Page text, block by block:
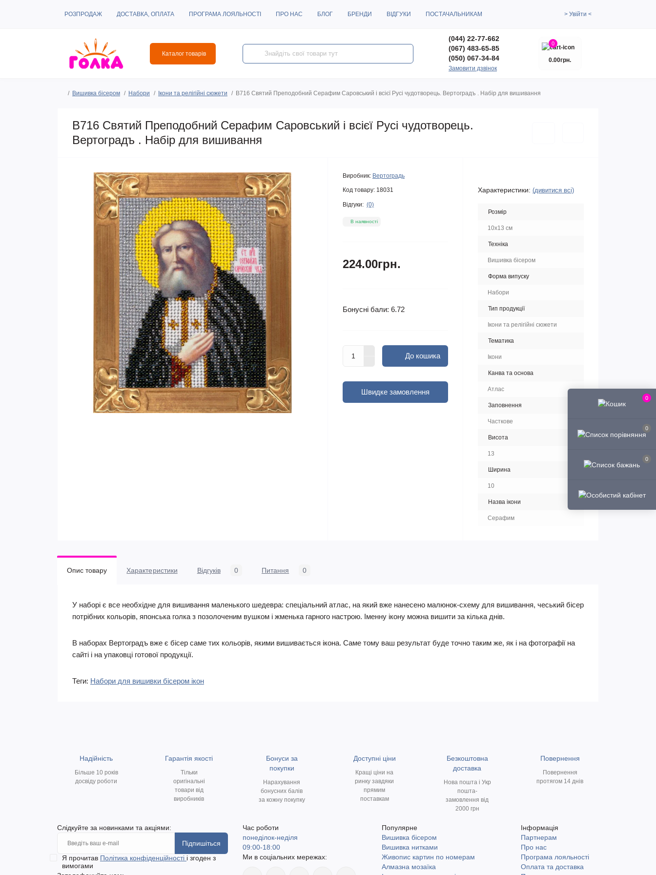
0
0
0
РОЗПРОДАЖ ДОСТАВКА, ОПЛАТА ПРОГРАМА ЛОЯЛЬНОСТІ ПРО НАС БЛОГ БРЕНДИ ВІДГУКИ ПОСТАЧАЛЬНИКАМ > Увійти <
Каталог товарів
(044) 22-77-662
(067) 483-65-85
(050) 067-34-84
Замовити дзвінок
0
0.00грн.
Вишивка бісером Набори Ікони та релігійні сюжети B716 Святий Преподобний Серафим Саровський і всієї Русі чудотворець. Вертоградъ . Набір для вишивання
B716 Святий Преподобний Серафим Саровський і всієї Русі чудотворець.
Вертоградъ . Набір для вишивання
Виробник: Вертоградь
Код товару: 18031
Відгуки: (0)
В наявності
224.00грн.
Бонусні бали: 6.72
До кошика
Швидке замовлення
Характеристики: (дивитися всі)
Розмір
10x13 см
Техніка
Вишивка бісером
Форма випуску
Набори
Тип продукції
Ікони та релігійні сюжети
Тематика
Ікони
Канва та основа
Атлас
Заповнення
Часткове
Висота
13
Ширина
10
Назва ікони
Серафим
Опис товару Характеристики Відгуків 0 Питання 0
У наборі є все необхідне для вишивання маленького шедевра: спеціальний атлас, на який вже нанесено малюнок-схему для вишивання, чеський бісер
потрібних кольорів, японська голка з позолоченим вушком і жменька гарного настрою. Іменну ікону можна вишити за кілька днів.
В наборах Вертоградъ вже є бісер саме тих кольорів, якими вишивається ікона. Саме тому ваш результат буде точно таким же, як і на фотографії на
сайті і на упаковці готової продукції.
Теги: Набори для вишивки бісером ікон
Надійність
Більше 10 років
досвіду роботи
Гарантія якості
Тільки
оригінальні
товари від
виробників
Бонуси за
покупки
Нарахування
бонусних балів
за кожну покупку
Доступні ціни
Кращі ціни на
ринку завдяки
прямим
поставкам
Безкоштовна
доставка
Нова пошта і Укр
пошта-
замовлення від
2000 грн
Повернення
Повернення
протягом 14 днів
Слідкуйте за новинками та акціями:
Підпишіться
Я прочитав Політика конфіденційності і згоден з
вимогами
Час роботи
понеділок-неділя
09:00-18:00
Ми в соціальних мережах:
Популярне
Вишивка бісером
Вишивка нитками
Живопис картин по номерам
Алмазна мозаїка
Інформація
Партнерам
Про нас
Програма лояльності
Оплата та доставка